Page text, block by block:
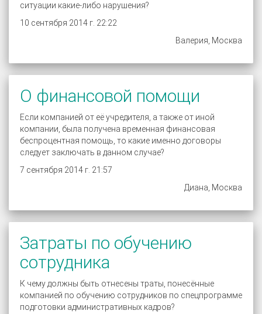
ситуации какие-либо нарушения?
10 сентября 2014 г. 22:22
Валерия, Москва
О финансовой помощи
Если компанией от её учредителя, а также от иной
компании, была получена временная финансовая
беспроцентная помощь, то какие именно договоры
следует заключать в данном случае?
7 сентября 2014 г. 21:57
Диана, Москва
Затраты по обучению
сотрудника
К чему должны быть отнесены траты, понесённые
компанией по обучению сотрудников по спецпрограмме
подготовки административных кадров?